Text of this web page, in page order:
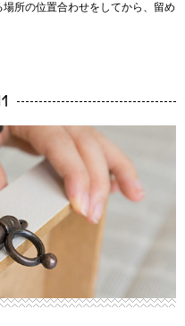
所の位置合わせをしてから、留め